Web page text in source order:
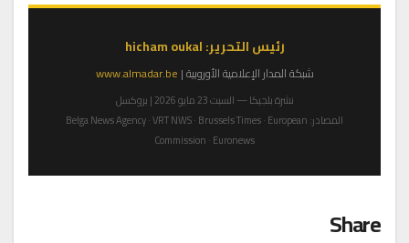
رئيس التحرير: hicham oukal
شبكة المدار الإعلامية الأوروبية | www.almadar.be
نشرة بلجيكا — السبت 23 مايو 2026 | بروكسل
المصادر: Belga News Agency · VRT NWS · Brussels Times · European
Commission · Euronews
Share